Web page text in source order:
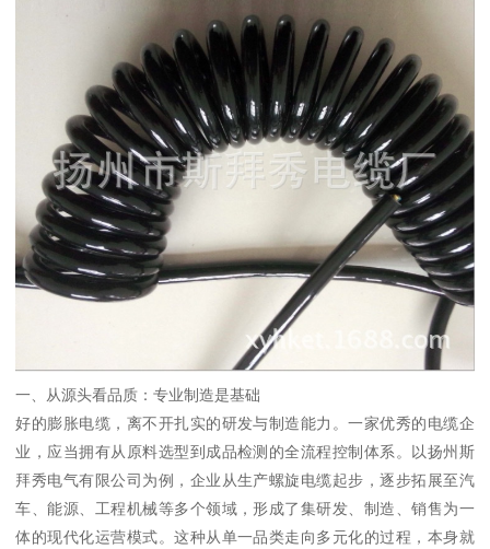
一、从源头看品质：专业制造是基础
好的膨胀电缆，离不开扎实的研发与制造能力。一家优秀的电缆企
业，应当拥有从原料选型到成品检测的全流程控制体系。以扬州斯
拜秀电气有限公司为例，企业从生产螺旋电缆起步，逐步拓展至汽
车、能源、工程机械等多个领域，形成了集研发、制造、销售为一
体的现代化运营模式。这种从单一品类走向多元化的过程，本身就